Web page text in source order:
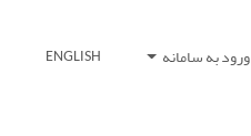
ورود به سامانه ENGLISH